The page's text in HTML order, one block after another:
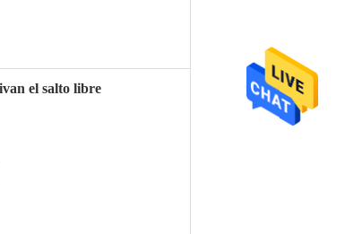
el salto libre